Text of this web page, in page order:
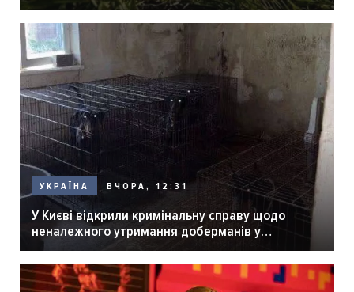
УКРАЇНА ВЧОРА, 12:31
У Києві відкрили кримінальну справу щодо
неналежного утримання доберманів у
розпліднику